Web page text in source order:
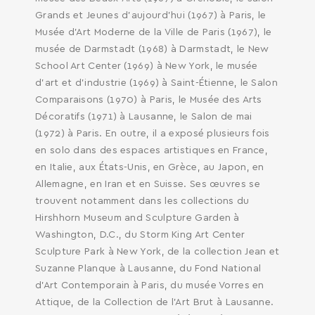
Grands et Jeunes d'aujourd'hui (1967) à Paris, le
Musée d'Art Moderne de la Ville de Paris (1967), le
musée de Darmstadt (1968) à Darmstadt, le New
School Art Center (1969) à New York, le musée
d'art et d'industrie (1969) à Saint-Étienne, le Salon
Comparaisons (1970) à Paris, le Musée des Arts
Décoratifs (1971) à Lausanne, le Salon de mai
(1972) à Paris. En outre, il a exposé plusieurs fois
en solo dans des espaces artistiques en France,
en Italie, aux États-Unis, en Grèce, au Japon, en
Allemagne, en Iran et en Suisse. Ses œuvres se
trouvent notamment dans les collections du
Hirshhorn Museum and Sculpture Garden à
Washington, D.C., du Storm King Art Center
Sculpture Park à New York, de la collection Jean et
Suzanne Planque à Lausanne, du Fond National
d'Art Contemporain à Paris, du musée Vorres en
Attique, de la Collection de l'Art Brut à Lausanne.